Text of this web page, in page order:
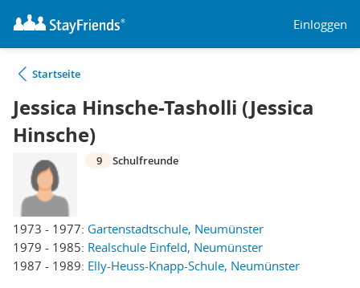
Einloggen
Startseite
Jessica Hinsche-Tasholli (Jessica
Hinsche)
1973 - 1977: Gartenstadtschule, Neumünster
1979 - 1985: Realschule Einfeld, Neumünster
1987 - 1989: Elly-Heuss-Knapp-Schule, Neumünster
9 Schulfreunde